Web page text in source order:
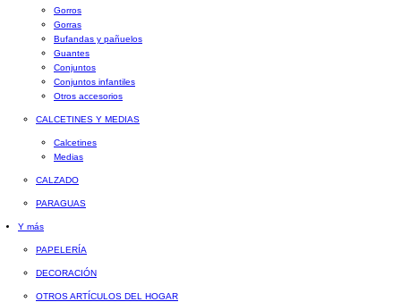
Gorros
Gorras
Bufandas y pañuelos
Guantes
Conjuntos
Conjuntos infantiles
Otros accesorios
CALCETINES Y MEDIAS
Calcetines
Medias
CALZADO
PARAGUAS
Y más
PAPELERÍA
DECORACIÓN
OTROS ARTÍCULOS DEL HOGAR